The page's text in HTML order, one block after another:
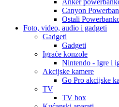
Anker
Canyon
Ostali
Foto, video, audio i gadgeti
Gadgeti
Gadgeti
Igraće konzole
Nintendo - Igre i
Akcijske kamere
Go Pro akcijske
TV
TV box